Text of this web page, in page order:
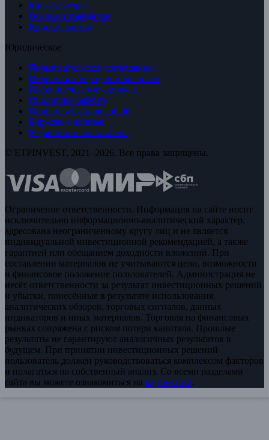
Калькуляторы
Позиции трейдеров
Криптовалюты
Юридическое
Пользовательское соглашение
Политика конфиденциальности
Предупреждение о рисках
Публичная оферта
Политика файлов cookie
Биржевые данные
Редакционная политика
© ETPINVEST, 2021–2026. Все права защищены.
Ограничение ответственности. Информация на сайте носит
исключительно информационно-аналитический характер,
адресована неограниченному кругу лиц и не является
индивидуальной инвестиционной рекомендацией, а также
гарантией или обещанием доходности вложений. При
составлении материалов не учитываются цели, возможности
и финансовое положение пользователей. Администрация не
несёт ответственности за результат инвестиционных решений
и убытки, понесённые в результате использования
аналитических обзоров, торговых сигналов, данных
индикаторов и иных материалов. Торговля на финансовых
рынках сопряжена с риском потери капитала. Прошлые
результаты не гарантируют аналогичных результатов в
будущем. При принятии инвестиционных решений
пользователь должен руководствоваться комплексом факторов
и полагаться на собственный анализ. Со всеми разделами
сайта вы можете ознакомиться на карте сайта.